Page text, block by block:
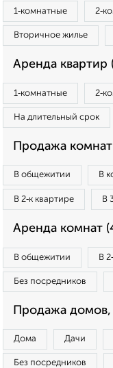
1‑комнатные
Вторичное жилье
Аренда квартир
1‑комнатные
На длительный срок
Продажа
В общежитии В
В 2‑к квартире В
Аренда комнат
В общежитии В
Без посредников
Продажа домов,
Дома Дачи
Без посредников